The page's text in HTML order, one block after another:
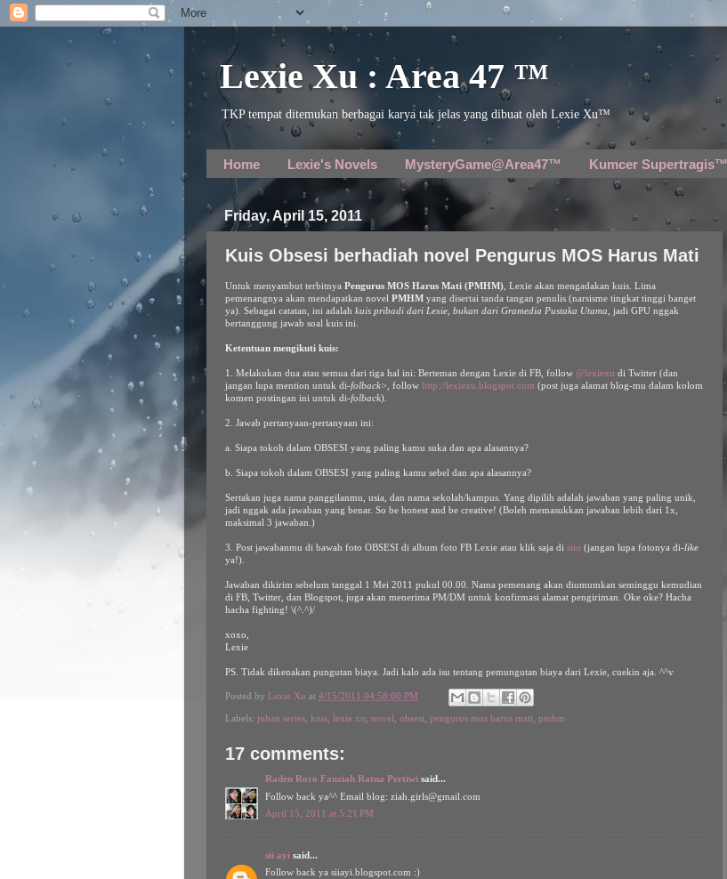
Lexie Xu : Area 47 ™
TKP tempat ditemukan berbagai karya tak jelas yang dibuat oleh Lexie Xu™
Home Lexie's Novels MysteryGame@Area47™ Kumcer Supertragis™
Friday, April 15, 2011
Kuis Obsesi berhadiah novel Pengurus MOS Harus Mati
Untuk menyambut terbitnya Pengurus MOS Harus Mati (PMHM) , Lexie akan mengadakan kuis. Lima
pemenangnya akan mendapatkan novel PMHM yang disertai tanda tangan penulis (narsisme tingkat tinggi banget
ya). Sebagai catatan, ini adalah kuis pribadi dari Lexie, bukan dari Gramedia Pustaka Utama , jadi GPU nggak
bertanggung jawab soal kuis ini.
Ketentuan mengikuti kuis:
1. Melakukan dua atau semua dari tiga hal ini: Berteman dengan Lexie di FB, follow @lexiexu di Twitter (dan
jangan lupa mention untuk di-folback> , follow http://lexiexu.blogspot.com (post juga alamat blog-mu dalam kolom
komen postingan ini untuk di-folback).
2. Jawab pertanyaan-pertanyaan ini:
a. Siapa tokoh dalam OBSESI yang paling kamu suka dan apa alasannya?
b. Siapa tokoh dalam OBSESI yang paling kamu sebel dan apa alasannya?
Sertakan juga nama panggilanmu, usia, dan nama sekolah/kampus. Yang dipilih adalah jawaban yang paling unik,
jadi nggak ada jawaban yang benar. So be honest and be creative! (Boleh memasukkan jawaban lebih dari 1x,
maksimal 3 jawaban.)
3. Post jawabanmu di bawah foto OBSESI di album foto FB Lexie atau klik saja di sini (jangan lupa fotonya di-like
ya!).
Jawaban dikirim sebelum tanggal 1 Mei 2011 pukul 00.00. Nama pemenang akan diumumkan seminggu kemudian
di FB, Twitter, dan Blogspot, juga akan menerima PM/DM untuk konfirmasi alamat pengiriman. Oke oke? Hacha
hacha fighting! \(^.^)/
xoxo,
Lexie
PS. Tidak dikenakan pungutan biaya. Jadi kalo ada isu tentang pemungutan biaya dari Lexie, cuekin aja. ^^v
Posted by Lexie Xu at 4/15/2011 04:58:00 PM
Labels: johan series kuis lexie xu novel obsesi pengurus mos harus mati pmhm
17 comments:
Raden Roro Fauziah Ratna Pertiwi said...
Follow back ya^^ Email blog: ziah.girls@gmail.com
April 15, 2011 at 5:21 PM
sii ayi said...
Follow back ya siiayi.blogspot.com :)